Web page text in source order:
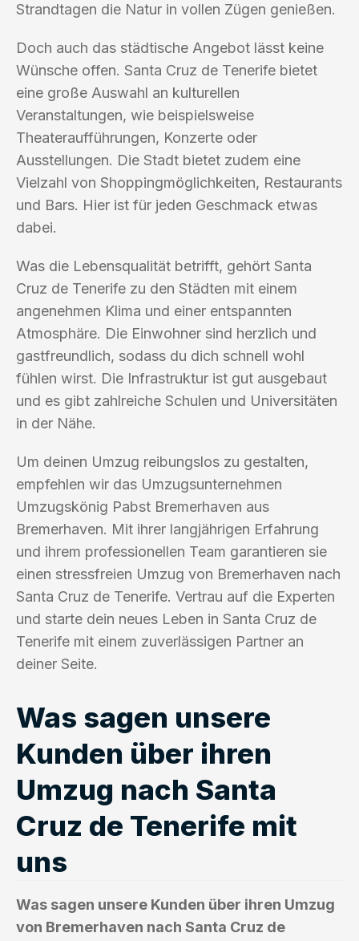
Strandtagen die Natur in vollen Zügen genießen.
Doch auch das städtische Angebot lässt keine
Wünsche offen. Santa Cruz de Tenerife bietet
eine große Auswahl an kulturellen
Veranstaltungen, wie beispielsweise
Theateraufführungen, Konzerte oder
Ausstellungen. Die Stadt bietet zudem eine
Vielzahl von Shoppingmöglichkeiten, Restaurants
und Bars. Hier ist für jeden Geschmack etwas
dabei.
Was die Lebensqualität betrifft, gehört Santa
Cruz de Tenerife zu den Städten mit einem
angenehmen Klima und einer entspannten
Atmosphäre. Die Einwohner sind herzlich und
gastfreundlich, sodass du dich schnell wohl
fühlen wirst. Die Infrastruktur ist gut ausgebaut
und es gibt zahlreiche Schulen und Universitäten
in der Nähe.
Um deinen Umzug reibungslos zu gestalten,
empfehlen wir das Umzugsunternehmen
Umzugskönig Pabst Bremerhaven aus
Bremerhaven. Mit ihrer langjährigen Erfahrung
und ihrem professionellen Team garantieren sie
einen stressfreien Umzug von Bremerhaven nach
Santa Cruz de Tenerife. Vertrau auf die Experten
und starte dein neues Leben in Santa Cruz de
Tenerife mit einem zuverlässigen Partner an
deiner Seite.
Was sagen unsere
Kunden über ihren
Umzug nach Santa
Cruz de Tenerife mit
uns
Was sagen unsere Kunden über ihren Umzug
von Bremerhaven nach Santa Cruz de